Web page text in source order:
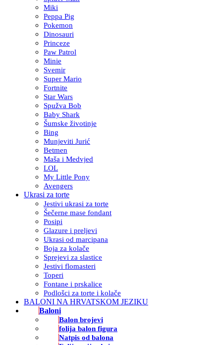
Miki
Peppa Pig
Pokemon
Dinosauri
Princeze
Paw Patrol
Minie
Svemir
Super Mario
Fortnite
Star Wars
Spužva Bob
Baby Shark
Šumske životinje
Bing
Munjeviti Jurić
Betmen
Maša i Medvjed
LOL
My Little Pony
Avengers
Ukrasi za torte
Jestivi ukrasi za torte
Šečerne mase fondant
Posipi
Glazure i preljevi
Ukrasi od marcipana
Boja za kolače
Sprejevi za slastice
Jestivi flomasteri
Toperi
Fontane i prskalice
Podlošci za torte i kolače
BALONI NA HRVATSKOM JEZIKU
Baloni
Balon brojevi
folija balon figura
Natpis od balona